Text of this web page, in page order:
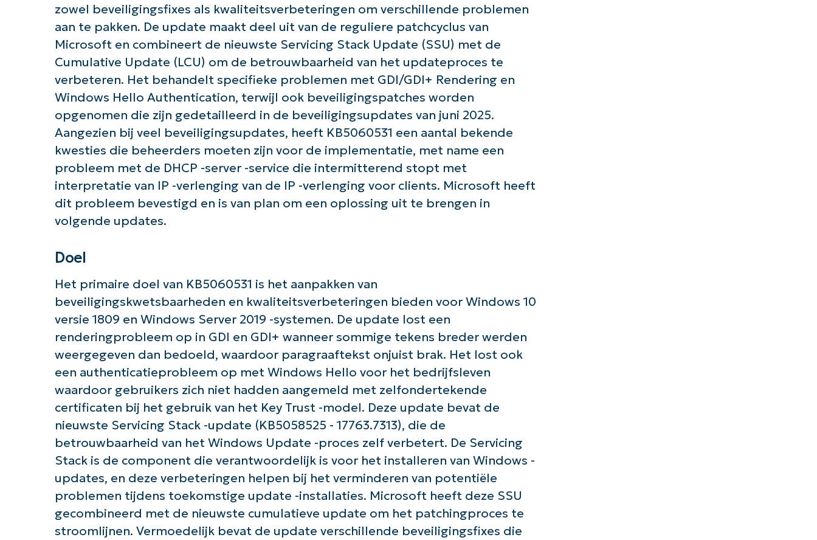
zowel beveiligingsfixes als kwaliteitsverbeteringen om verschillende problemen
aan te pakken. De update maakt deel uit van de reguliere patchcyclus van
Microsoft en combineert de nieuwste Servicing Stack Update (SSU) met de
Cumulative Update (LCU) om de betrouwbaarheid van het updateproces te
verbeteren. Het behandelt specifieke problemen met GDI/GDI+ Rendering en
Windows Hello Authentication, terwijl ook beveiligingspatches worden
opgenomen die zijn gedetailleerd in de beveiligingsupdates van juni 2025.
Aangezien bij veel beveiligingsupdates, heeft KB5060531 een aantal bekende
kwesties die beheerders moeten zijn voor de implementatie, met name een
probleem met de DHCP -server -service die intermitterend stopt met
interpretatie van IP -verlenging van de IP -verlenging voor clients. Microsoft heeft
dit probleem bevestigd en is van plan om een oplossing uit te brengen in
volgende updates.
Doel
Het primaire doel van KB5060531 is het aanpakken van
beveiligingskwetsbaarheden en kwaliteitsverbeteringen bieden voor Windows 10
versie 1809 en Windows Server 2019 -systemen. De update lost een
renderingprobleem op in GDI en GDI+ wanneer sommige tekens breder werden
weergegeven dan bedoeld, waardoor paragraaftekst onjuist brak. Het lost ook
een authenticatieprobleem op met Windows Hello voor het bedrijfsleven
waardoor gebruikers zich niet hadden aangemeld met zelfondertekende
certificaten bij het gebruik van het Key Trust -model. Deze update bevat de
nieuwste Servicing Stack -update (KB5058525 - 17763.7313), die de
betrouwbaarheid van het Windows Update -proces zelf verbetert. De Servicing
Stack is de component die verantwoordelijk is voor het installeren van Windows -
updates, en deze verbeteringen helpen bij het verminderen van potentiële
problemen tijdens toekomstige update -installaties. Microsoft heeft deze SSU
gecombineerd met de nieuwste cumulatieve update om het patchingproces te
stroomlijnen. Vermoedelijk bevat de update verschillende beveiligingsfixes die